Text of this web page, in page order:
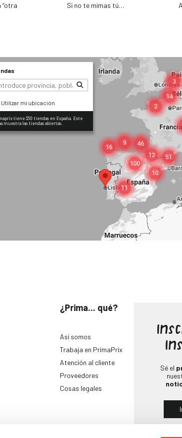
“otra
Si no te mimas tú…
Utilizar mi ubicación
tiene 330 tiendas en España. Este
muestra las tiendas abiertas.
¿Prima... qué?
Así somos
Trabaja en PrimaPrix
Atención al cliente
Proveedores
Cosas legales
Sé el